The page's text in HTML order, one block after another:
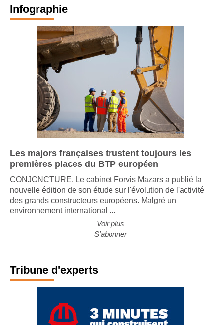
Infographie
Les majors françaises trustent toujours les
premières places du BTP européen
CONJONCTURE. Le cabinet Forvis Mazars a publié la
nouvelle édition de son étude sur l'évolution de l'activité
des grands constructeurs européens. Malgré un
environnement international ...
Voir plus
S'abonner
Tribune d'experts